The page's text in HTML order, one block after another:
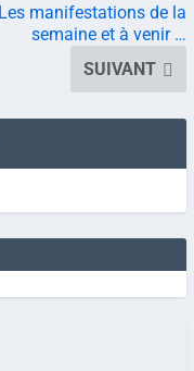
Les manifestations de la
semaine et à venir …
SUIVANT